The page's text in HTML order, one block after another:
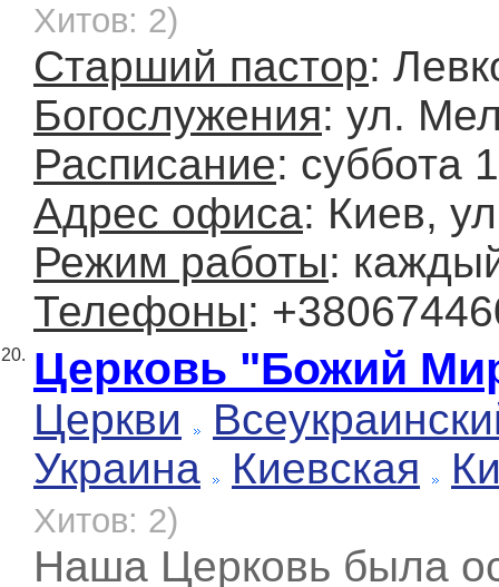
Хитов: 2)
Старший пастор:
Богослужения: ул.
Расписание: суббота
Адрес офиса: Киев,
Режим работы:
Телефоны:
20. Церковь "Божий
Церкви
Украина
Киевская
Хитов: 2)
Наша Церковь была